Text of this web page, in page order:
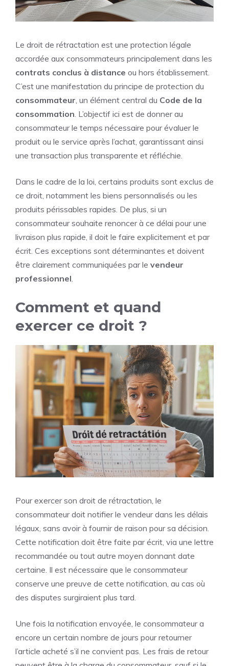
Le droit de rétractation est une protection légale
accordée aux consommateurs principalement dans les
contrats conclus à distance ou hors établissement.
C’est une manifestation du principe de protection du
consommateur , un élément central du Code de la
consommation . L’objectif ici est de donner au
consommateur le temps nécessaire pour évaluer le
produit ou le service après l’achat, garantissant ainsi
une transaction plus transparente et réfléchie.
Dans le cadre de la loi, certains produits sont exclus de
ce droit, notamment les biens personnalisés ou les
produits périssables rapides. De plus, si un
consommateur souhaite renoncer à ce délai pour une
livraison plus rapide, il doit le faire explicitement et par
écrit. Ces exceptions sont déterminantes et doivent
être clairement communiquées par le vendeur
professionnel
Comment et quand
exercer ce droit ?
Pour exercer son droit de rétractation, le
consommateur doit notifier le vendeur dans les délais
légaux, sans avoir à fournir de raison pour sa décision.
Cette notification doit être faite par écrit, via une lettre
recommandée ou tout autre moyen donnant date
certaine. Il est nécessaire que le consommateur
conserve une preuve de cette notification, au cas où
des disputes surgiraient plus tard.
Une fois la notification envoyée, le consommateur a
encore un certain nombre de jours pour retourner
l’article acheté s’il ne convient pas. Les frais de retour